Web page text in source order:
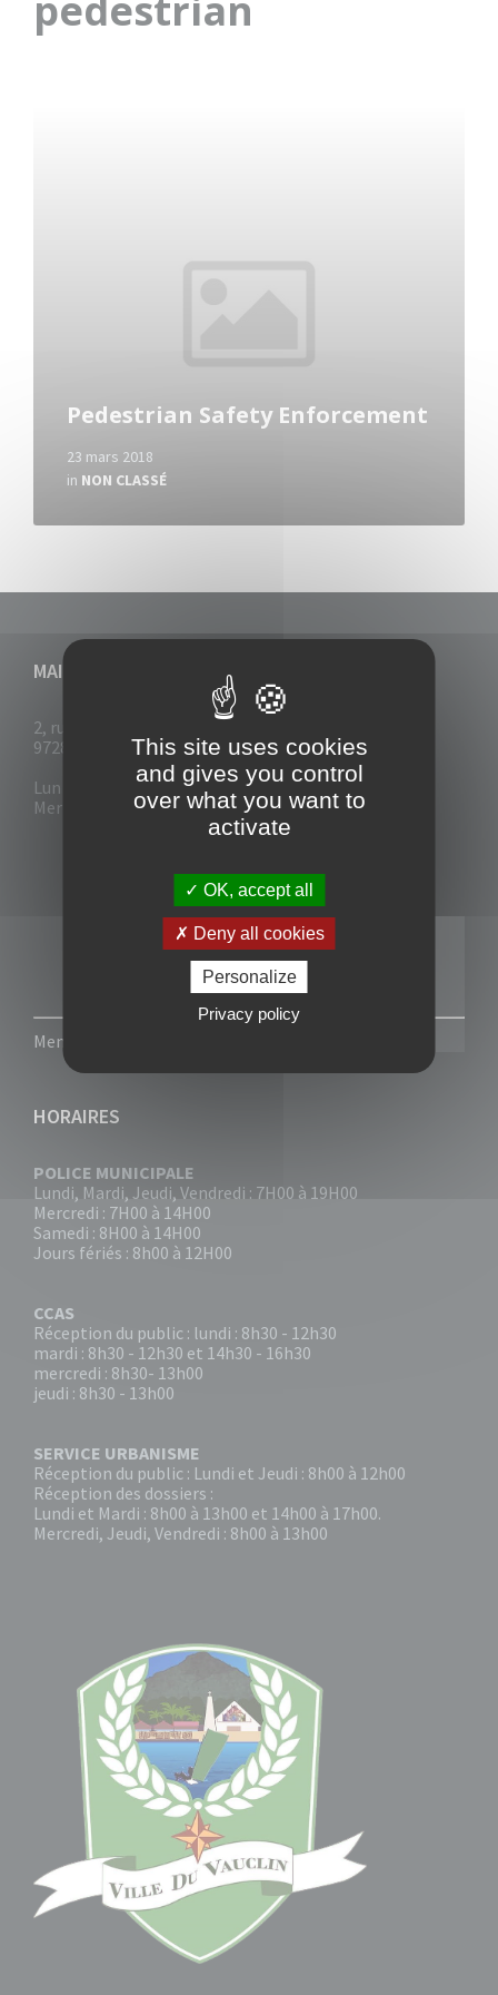
Pedestrian Safety Enforcement
23 mars 2018
in NON CLASSÉ
MAIRIE DU VAUCLIN
2, rue Collignon
97280 Le Vauclin
Lun - Mar : 7h30- 13h & 14h-17h
Mer-Jeu-Vend : 7h30 - 13h30
Mentions légales
HORAIRES
POLICE MUNICIPALE
Lundi, Mardi, Jeudi, Vendredi : 7H00 à 19H00
Mercredi : 7H00 à 14H00
Samedi : 8H00 à 14H00
Jours fériés : 8h00 à 12H00
CCAS
Réception du public : lundi : 8h30 - 12h30
mardi : 8h30 - 12h30 et 14h30 - 16h30
mercredi : 8h30- 13h00
jeudi : 8h30 - 13h00
SERVICE URBANISME
Réception du public : Lundi et Jeudi : 8h00 à 12h00
Réception des dossiers :
Lundi et Mardi : 8h00 à 13h00 et 14h00 à 17h00.
Mercredi, Jeudi, Vendredi : 8h00 à 13h00
This site uses cookies
and gives you control
over what you want to
activate
OK, accept all
Deny all cookies
Personalize
Privacy policy